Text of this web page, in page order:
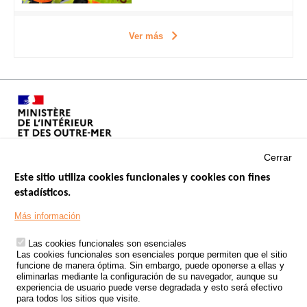
Ver más
Footer
TRATAMIENTO DE DATOS PERSONALES PROCEDENTES DE
ACCIDENTES DE TRÁFICO
ESTUDIOS
CONVOCATORIA DE PROYECTOS DE ESTUDIOS
Cerrar
Este sitio utiliza cookies funcionales y cookies con fines
estadísticos.
Más información
Las cookies funcionales son esenciales
Las cookies funcionales son esenciales porque permiten que el sitio
funcione de manera óptima. Sin embargo, puede oponerse a ellas y
eliminarlas mediante la configuración de su navegador, aunque su
experiencia de usuario puede verse degradada y esto será efectivo
para todos los sitios que visite.